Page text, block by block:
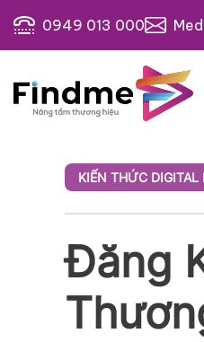
qua
nội
dung
0949 013 000
KIẾN THỨC DIGITAL
Đăng